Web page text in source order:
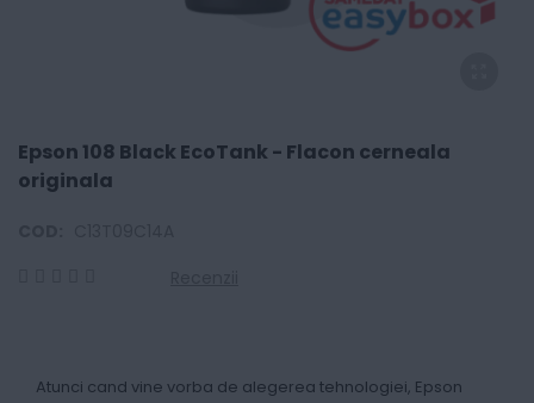
Epson 108 Black EcoTank - Flacon cerneala
originala
Atunci cand vine vorba de alegerea tehnologiei, Epson